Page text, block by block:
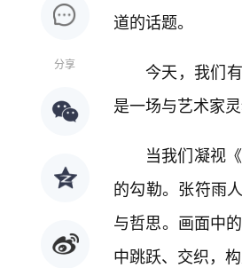
分享
道的话题。
今天，我们
是一场与艺术家
当我们凝视
的勾勒。张符雨
与哲思。画面中
中跳跃、交织，